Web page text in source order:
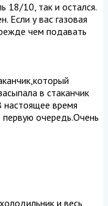
18/10, так и остался.
Если у вас газовая
чем подавать
в стаканчик
настоящее время
очередь.Очень
и весь